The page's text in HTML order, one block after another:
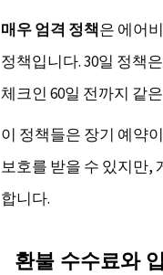
매우 엄격 정책은 에어
정책입니다. 30일 정책
체크인 60일 전까지 같
이 정책들은 장기 예약
보호를 받을 수 있지만,
합니다.
환불 수수료와